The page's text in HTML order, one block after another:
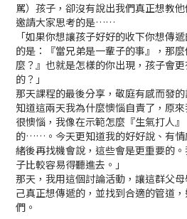
罵）孩子，卻沒有說出我們真正想教
邀請大家思考的是……
「如果你想讓孩子好好的收下你想傳
的是：『當兄弟是一輩子的事』，那
麼？』也就是怎樣的你出現，孩子會
的？」
那天課程的最後分享，敬庭有感而發
知道這兩天我為什麼懊惱自責了，原
很懊惱，我像在示範怎麼『生氣打人
的……。今天更知道我的好好說、有情
緒後再找機會說，這些會是更重要的
子比較容易得聽進去。」
那天，我用這個討論活動，讓這群父
己真正想傳遞的，並找到合適的管道
們。